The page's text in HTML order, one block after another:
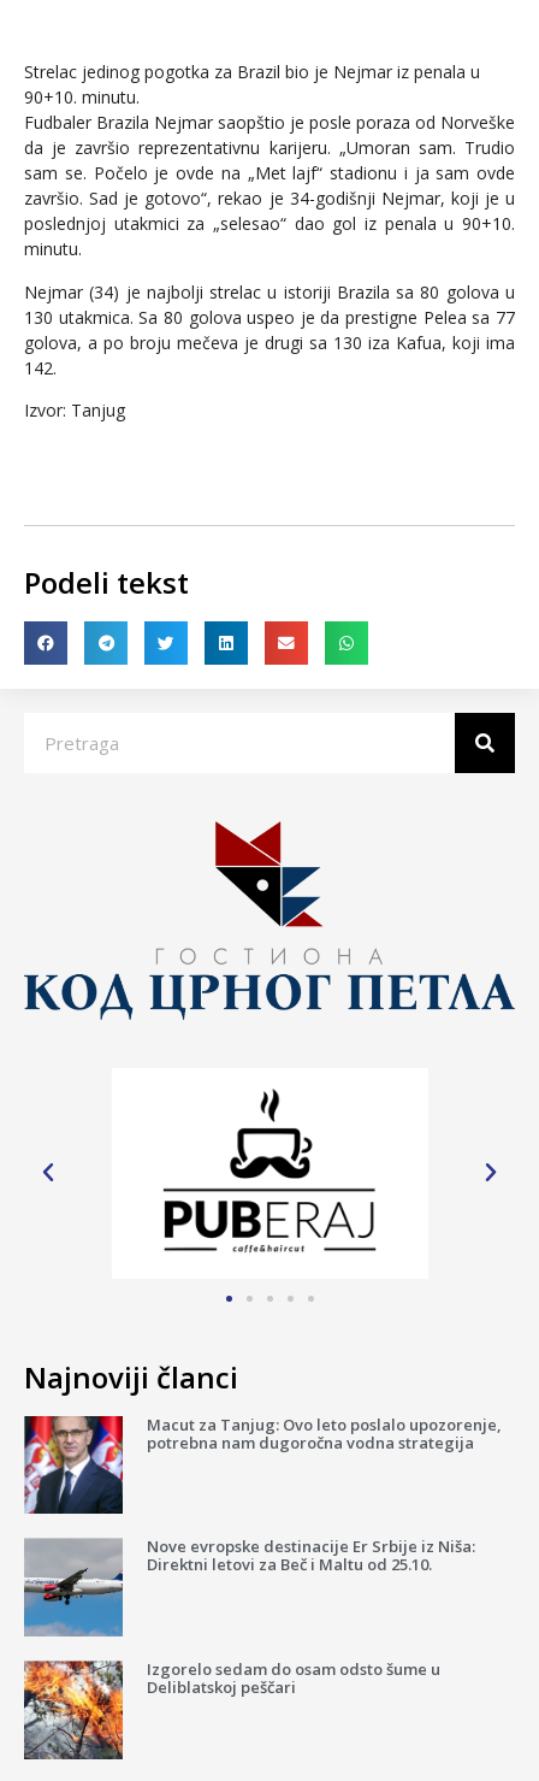
Strelac jedinog pogotka za Brazil bio je Nejmar iz penala u
90+10. minutu.
Fudbaler Brazila Nejmar saopštio je posle poraza od Norveške
da je završio reprezentativnu karijeru. „Umoran sam. Trudio
sam se. Počelo je ovde na „Met lajf“ stadionu i ja sam ovde
završio. Sad je gotovo“, rekao je 34-godišnji Nejmar, koji je u
poslednjoj utakmici za „selesao“ dao gol iz penala u 90+10.
minutu.
Nejmar (34) je najbolji strelac u istoriji Brazila sa 80 golova u
130 utakmica. Sa 80 golova uspeo je da prestigne Pelea sa 77
golova, a po broju mečeva je drugi sa 130 iza Kafua, koji ima
142.
Izvor: Tanjug
Podeli tekst
Najnoviji članci
Macut za Tanjug: Ovo leto poslalo upozorenje,
potrebna nam dugoročna vodna strategija
Nove evropske destinacije Er Srbije iz Niša:
Direktni letovi za Beč i Maltu od 25.10.
Izgorelo sedam do osam odsto šume u
Deliblatskoj peščari